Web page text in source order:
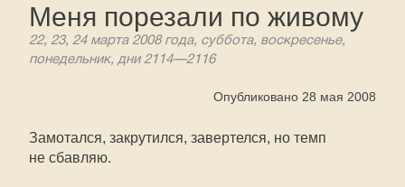
Меня порезали по живому
22, 23, 24 марта 2008 года, суббота, воскресенье,
понедельник, дни 2114—2116
Опубликовано 28 мая 2008
Замотался, закрутился, завертелся, но темп
не сбавляю.